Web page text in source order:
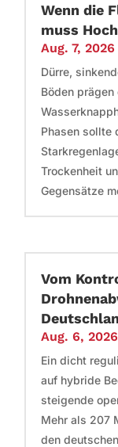
Wenn die
muss
Aug. 7, 2026
Dürre,
Böden
Phasen sollte
Trockenheit
Gegensätze
Vom
Aug. 6, 2026
Ein dicht
auf hybride
steigende
Mehr als 207
den